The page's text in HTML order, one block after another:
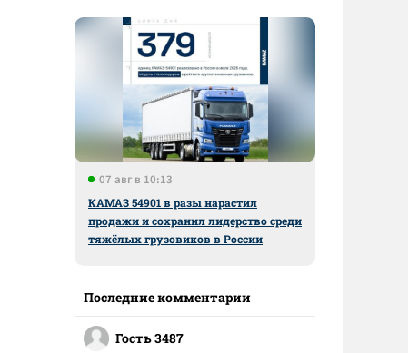
07 авг в 10:13
КАМАЗ 54901 в разы нарастил
продажи и сохранил лидерство среди
тяжёлых грузовиков в России
Последние комментарии
Гость 3487